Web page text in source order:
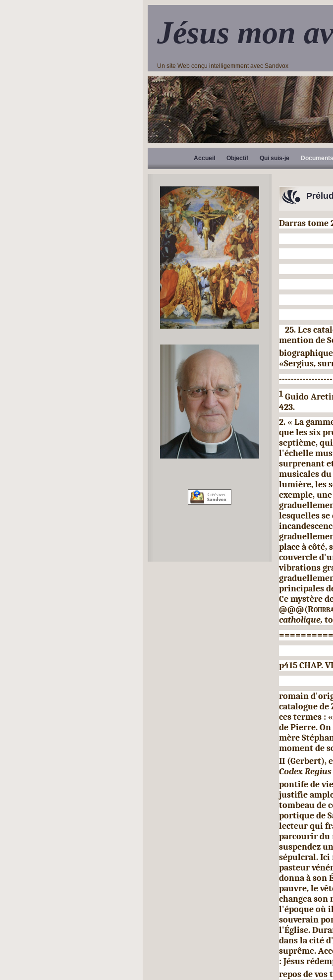
Jésus mon
Un site Web conçu intelligemment avec Sandvox
Accueil Objectif Qui suis-je
Darras tome
25. Les
mentionde
«Sergius,
1 Guido
423.
2. « La
que les six
septième,
l'échelle
surprenant
musicales
lumière, les
exemple,
gra­
lesquelles
place àcôté,
couvercle
vibrations
principales
Ce mystère
@@@
catholique,
p415 CHAP.
romain
catalogue
ces termes :
de Pierre.
mère
moment de
II (Gerbert),
Codex Regius
pontife de
justifie
tombeau de
portique de
lecteur qui
parcourir du
suspendez
sépulcral. Ici
pasteur
donna à son
pauvre, le
changea son
l'époque où
souverain
l'Église.
dans la cité
suprême.
: Jésus
repos de vos